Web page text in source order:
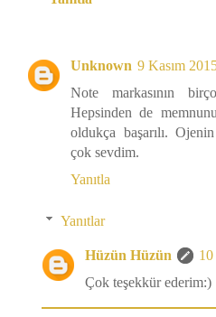
Unknown 9 Kasım
Note markasının
Hepsinden de
oldukça başarılı.
çok sevdim.
Yanıtla
Yanıtlar
Hüzün Hüzün
10
Çok teşekkür ederim:)